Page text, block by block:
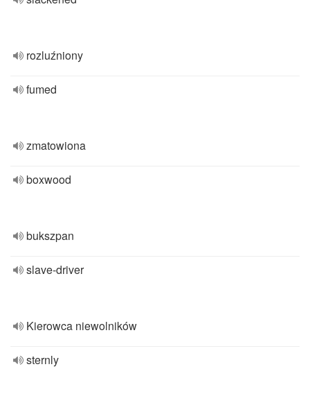
rozluźniony
fumed
zmatowiona
boxwood
bukszpan
slave-driver
Kierowca niewolników
sternly